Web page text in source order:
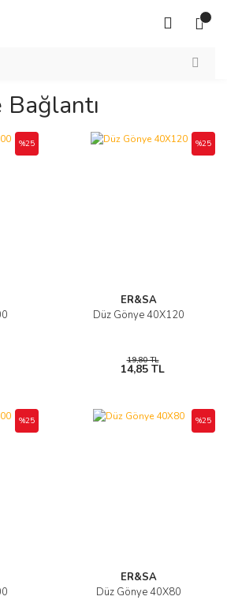
Bağlantı
%25
ER&SA
Düz Gönye 40X120
%25
19,80 TL
14,85 TL
%25
ER&SA
Düz Gönye 40X80
%25